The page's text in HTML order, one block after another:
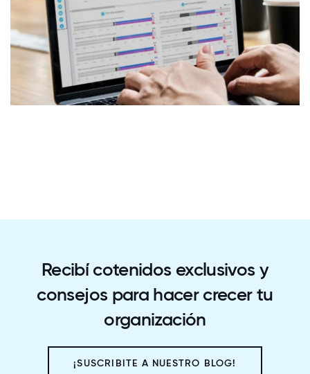
Recibí cotenidos exclusivos y
consejos para hacer crecer tu
organización
¡SUSCRIBITE A NUESTRO BLOG!